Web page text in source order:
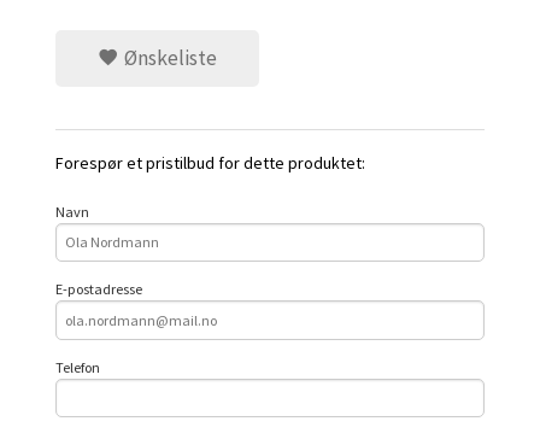
Ønskeliste
Forespør et pristilbud for dette produktet:
Navn
E-postadresse
Telefon